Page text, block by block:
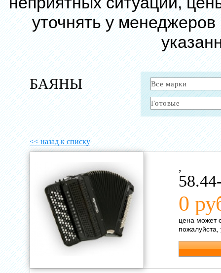
уточнять у
БАЯНЫ
<< назад к списку
,
0
цена может
пожалуйста,